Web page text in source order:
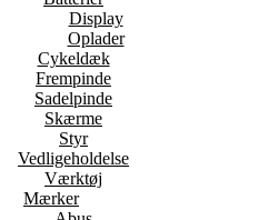
Display
Oplader
Cykeldæk
Frempinde
Sadelpinde
Skærme
Styr
Vedligeholdelse
Værktøj
Mærker